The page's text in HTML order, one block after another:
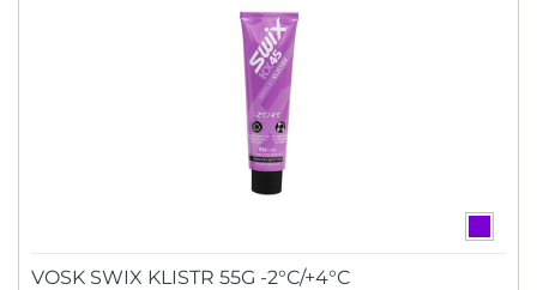
VOSK SWIX KLISTR 55G -2°C/+4°C